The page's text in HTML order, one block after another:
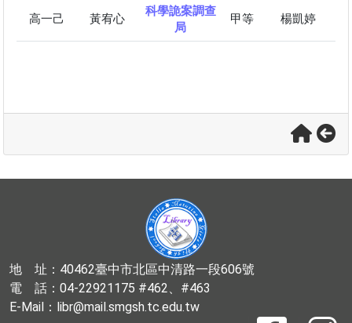
高一己 黃宥心
科學詭案調查
局
甲等 楊凱婷
地 址：40462臺中市北區中清路一段606號
電 話：04-22921175 #462、#463
E-Mail：libr@mail.smgsh.tc.edu.tw